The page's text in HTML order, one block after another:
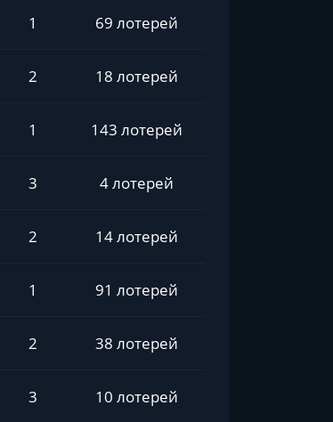
1 69 лотерей
2 18 лотерей
1 143 лотерей
3 4 лотерей
2 14 лотерей
1 91 лотерей
2 38 лотерей
3 10 лотерей